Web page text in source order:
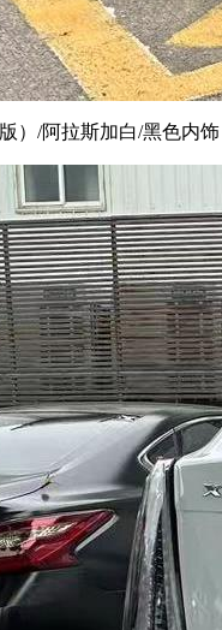
）/阿拉斯加白/黑色内饰